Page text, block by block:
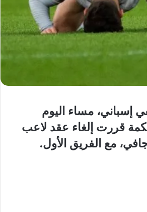
إسباني، مساء اليوم
قررت إلغاء عقد لاعب
مع الفريق الأول.